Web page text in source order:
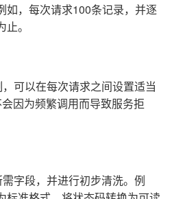
如，每次请求100条记录，并逐
。
可以在每次请求之间设置适当
因为频繁调用而导致服务拒
字段，并进行初步清洗。例